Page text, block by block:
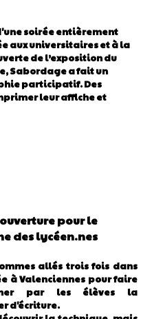
soirée entièrement
aux universitaires et à la
de l’exposition du
Sabordage a fait un
participatif. Des
leur affiche et
pour le
des lycéen.nes
allés trois fois dans
à Valenciennes pour faire
par les élèves la
d'écriture.